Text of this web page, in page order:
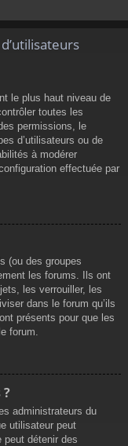
le plus haut niveau de
toutes les
permissions, le
d’utilisateurs ou de
à modérer
effectuée par
(ou des groupes
les forums. Ils ont
les verrouiller, les
dans le forum qu’ils
présents pour que les
forum.
administrateurs du
utilisateur peut
peut détenir des